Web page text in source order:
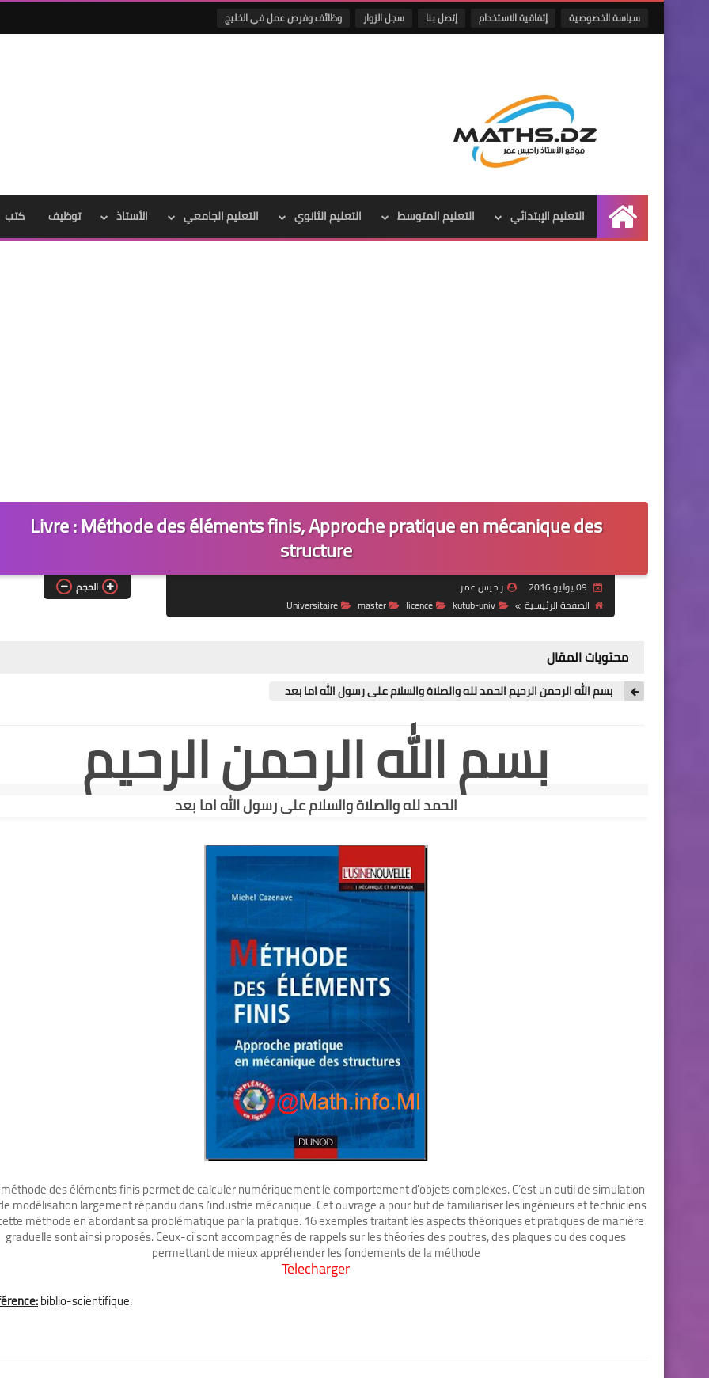
سياسة الخصوصية إتفاقية الاستخدام إتصل بنا سجل الزوار وظائف وفرص عمل في الخليج
الرئيسية
التعليم الإبتدائي التعليم المتوسط التعليم الثانوي التعليم الجامعي الأستاذ توظيف كتب
Livre : Méthode des éléments finis, Approche pratique en mécanique des
structure
راحيس عمر
الصفحة الرئيسية
kutub-univ
licence
master
Universitaire
الحجم
محتويات المقال
بسم الله الرحمن الرحيم الحمد لله والصلاة والسلام على رسول الله اما بعد
بسم الله الرحمن الرحيم
الحمد لله والصلاة والسلام على رسول الله اما بعد
des éléments finis permet de calculer numériquement le comportement d'objets complexes. C’est un outil de simulation
modélisation largement répandu dans l’industrie mécanique. Cet ouvrage a pour but de familiariser les ingénieurs et techniciens
méthode en abordant sa problématique par la pratique. 16 exemples traitant les aspects théoriques et pratiques de manière
graduelle sont ainsi proposés. Ceux-ci sont accompagnés de rappels sur les théories des poutres, des plaques ou des coques
permettant de mieux appréhender les fondements de la méthode
Telecharger
biblio-scientifique.